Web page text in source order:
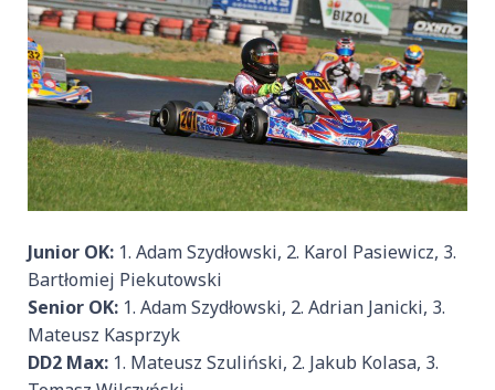
Junior OK: 1. Adam Szydłowski, 2. Karol Pasiewicz, 3.
Bartłomiej Piekutowski
Senior OK: 1. Adam Szydłowski, 2. Adrian Janicki, 3.
Mateusz Kasprzyk
DD2 Max: 1. Mateusz Szuliński, 2. Jakub Kolasa, 3.